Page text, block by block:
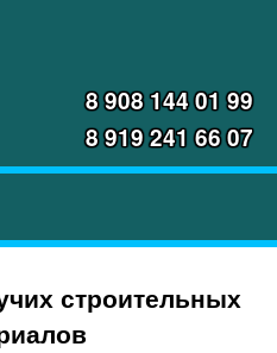
8 908 144 01 99
8 919 241 66 07
строительных